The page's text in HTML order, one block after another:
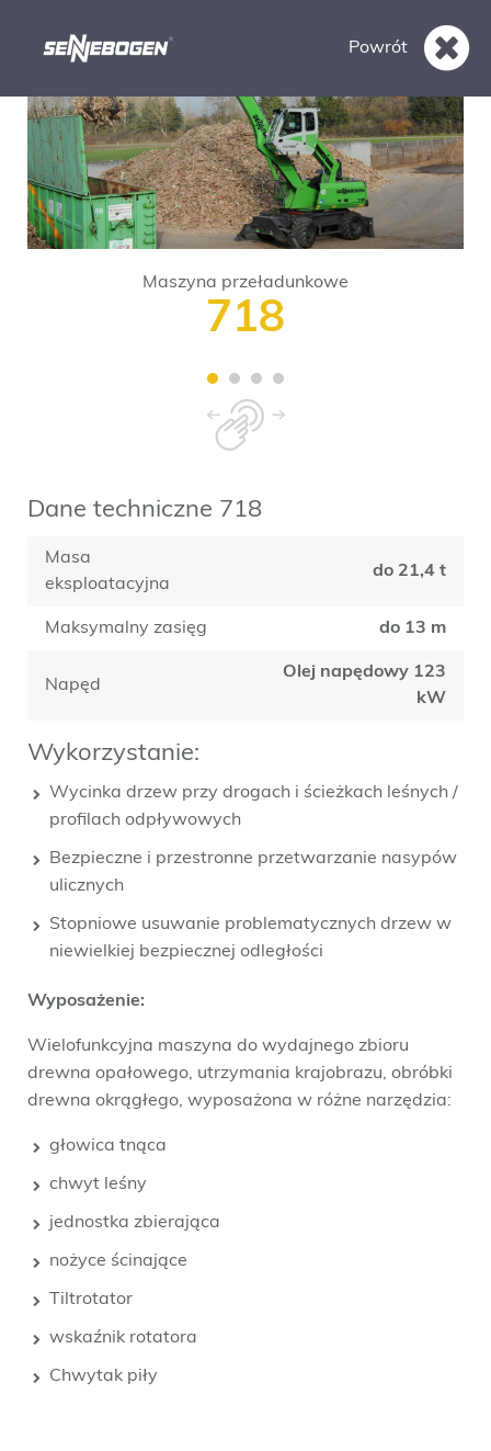
Powrót
Maszyna przeładunkowe
718
Dane techniczne 718
Masa
eksploatacyjna
do 21,4 t
Maksymalny zasięg do 13 m
Napęd
Olej napędowy 123
kW
Wykorzystanie:
Wycinka drzew przy drogach i ścieżkach leśnych /
profilach odpływowych
Bezpieczne i przestronne przetwarzanie nasypów
ulicznych
Stopniowe usuwanie problematycznych drzew w
niewielkiej bezpiecznej odległości
Wyposażenie:
Wielofunkcyjna maszyna do wydajnego zbioru
drewna opałowego, utrzymania krajobrazu, obróbki
drewna okrągłego, wyposażona w różne narzędzia:
głowica tnąca
chwyt leśny
jednostka zbierająca
nożyce ścinające
Tiltrotator
wskaźnik rotatora
Chwytak piły